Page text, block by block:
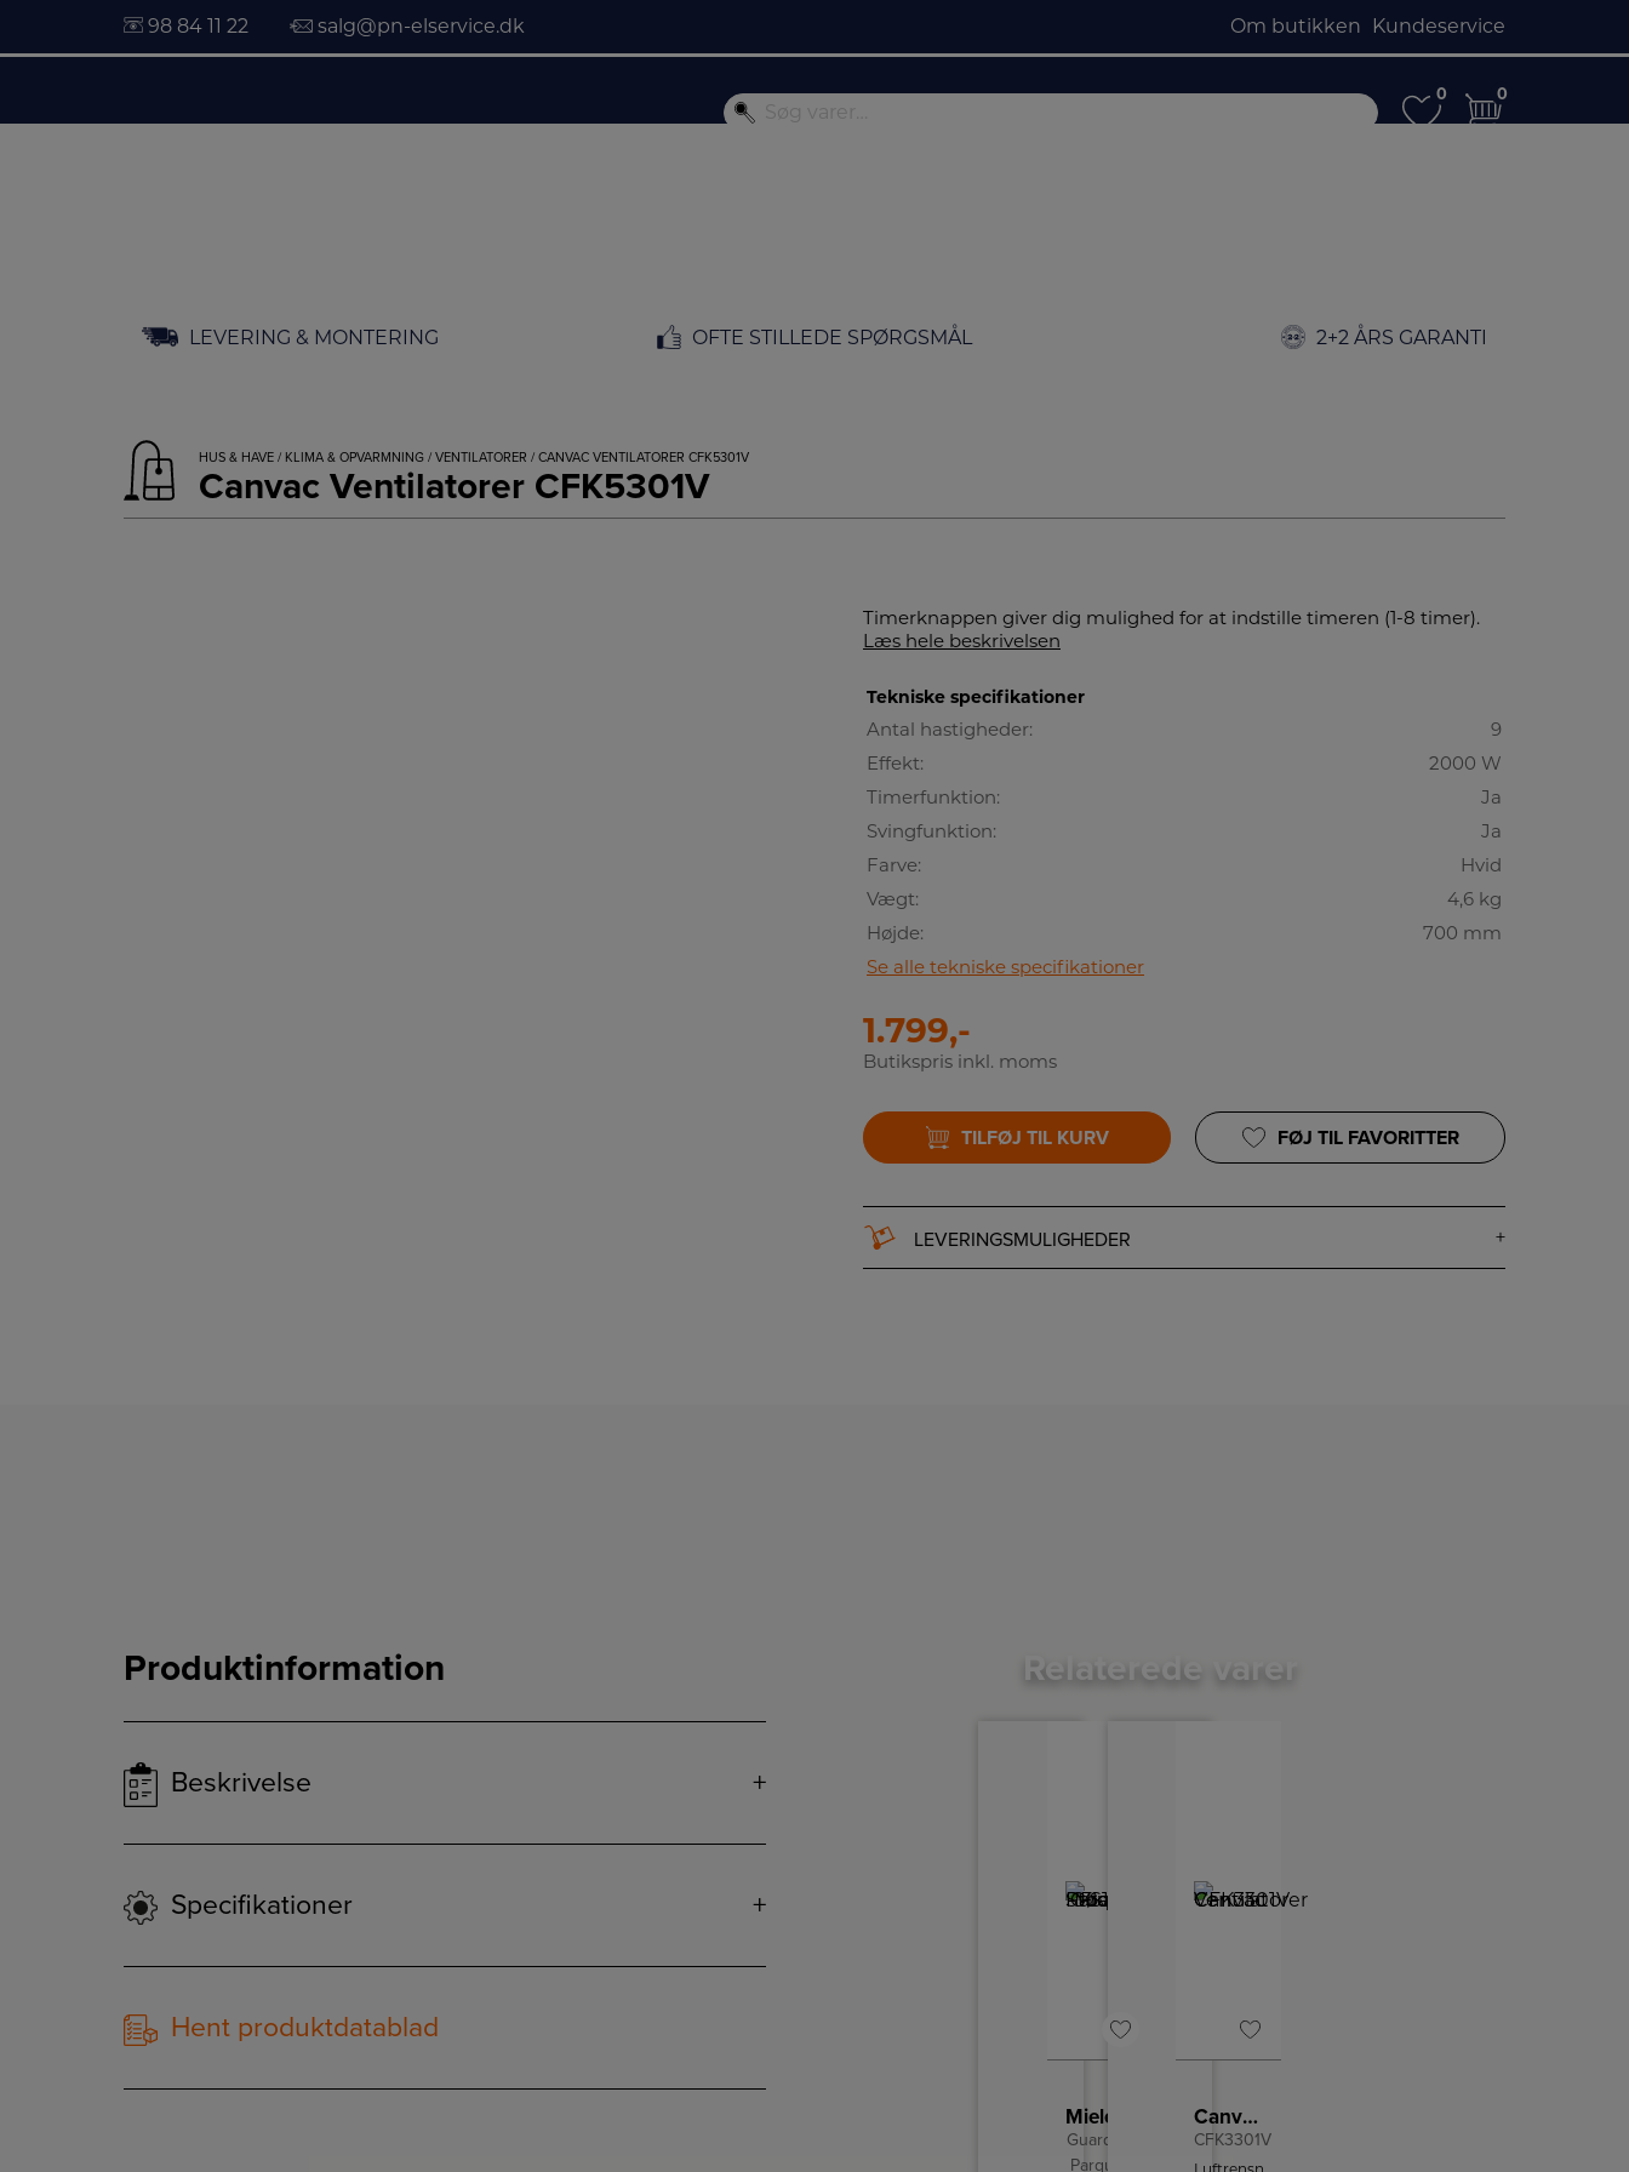
98 84 11 22 salg@pn-elservice.dk Om butikken Kundeservice
0
0 0
0
LEVERING & MONTERING OFTE STILLEDE SPØRGSMÅL 2+2 ÅRS GARANTI
HUS & HAVE / KLIMA & OPVARMNING / VENTILATORER / CANVAC VENTILATORER CFK5301V
Canvac Ventilatorer CFK5301V
Timerknappen giver dig mulighed for at indstille timeren (1-8 timer).
Læs hele beskrivelsen
Tekniske specifikationer
Antal hastigheder:
9
Effekt:
2000 W
Timerfunktion:
Ja
Svingfunktion:
Ja
Farve:
Hvid
Vægt:
4,6 kg
Højde:
700 mm
Se alle tekniske specifikationer
1.799,-
Butikspris inkl. moms
TILFØJ TIL KURV FØJ TIL FAVORITTER
LEVERINGSMULIGHEDER
Produktinformation
Beskrivelse
Specifikationer
Hent produktdatablad
Relaterede varer
Guard S1
Parquet
Canvac Ventilatorer
CFK3301V